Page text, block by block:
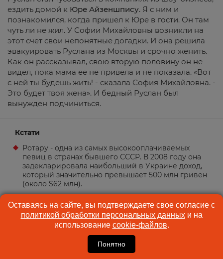
ездить домой к Юре Айзеншпису. Я с ним и
познакомился, когда пришел к Юре в гости. Он там
чуть ли не жил. У Софии Михайловны возникли на
этот счет свои непонятные догадки. И она решила
эвакуировать Руслана из Москвы и срочно женить.
Как он рассказывал, свою вторую половину он не
видел, пока мама ее не привела и не показала. «Вот
с ней ты будешь жить! - сказала София Михайловна. -
Это будет твоя жена». И бедный Руслан был
вынужден подчиниться.
Кстати
Ротару - одна из самых высокооплачиваемых
певиц в странах бывшего СССР. В 2008 году она
задекларировала наибольший в Украине доход,
который значительно превышает 500 млн гривен
(около $62 млн).
Источник фото: Екатерина Гусева/КП
Михаил Филимонов
Оставаясь на сайте, вы подтверждаете свое согласие с
политикой обработки персональных данныхи на
использование cookie-файлов.
Понятно